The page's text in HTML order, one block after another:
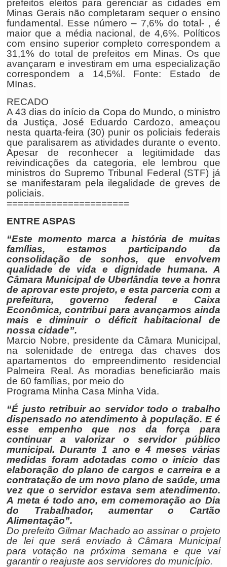
prefeitos eleitos para gerenciar as cidades em
Minas Gerais não completaram sequer o ensino
fundamental. Esse número – 7,6% do total- , é
maior que a média nacional, de 4,6%. Políticos
com ensino superior completo correspondem a
31,1% do total de prefeitos em Minas. Os que
avançaram e investiram em uma especialização
correspondem a 14,5%l. Fonte: Estado de
MInas.
RECADO
A 43 dias do início da Copa do Mundo, o ministro
da Justiça, José Eduardo Cardozo, ameaçou
nesta quarta-feira (30) punir os policiais federais
que paralisarem as atividades durante o evento.
Apesar de reconhecer a legitimidade das
reivindicações da categoria, ele lembrou que
ministros do Supremo Tribunal Federal (STF) já
se manifestaram pela ilegalidade de greves de
policiais.
======================
ENTRE ASPAS
“Este momento marca a história de muitas
famílias, estamos participando da
consolidação de sonhos, que envolvem
qualidade de vida e dignidade humana. A
Câmara Municipal de Uberlândia teve a honra
de aprovar este projeto, e esta parceria com a
prefeitura, governo federal e Caixa
Econômica, contribui para avançarmos ainda
mais e diminuir o déficit habitacional de
nossa cidade”.
Marcio Nobre, presidente da Câmara Municipal,
na solenidade de entrega das chaves dos
apartamentos do empreendimento residencial
Palmeira Real. As moradias beneficiarão mais
de 60 famílias, por meio do
Programa Minha Casa Minha Vida.
“É justo retribuir ao servidor todo o trabalho
dispensado no atendimento à população. E é
esse empenho que nos da força para
continuar a valorizar o servidor público
municipal. Durante 1 ano e 4 meses várias
medidas foram adotadas como o início das
elaboração do plano de cargos e carreira e a
contratação de um novo plano de saúde, uma
vez que o servidor estava sem atendimento.
A meta é todo ano, em comemoração ao Dia
do Trabalhador, aumentar o Cartão
Alimentação”.
Do prefeito Gilmar Machado ao assinar o projeto
de lei que será enviado à Câmara Municipal
para votação na próxima semana e que vai
garantir o reajuste aos servidores do município.